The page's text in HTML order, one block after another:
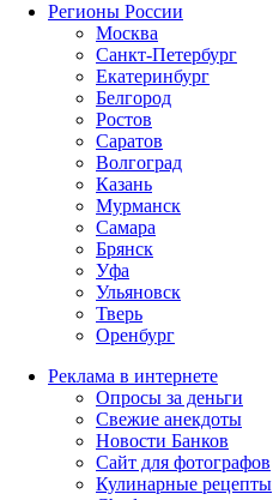
Регионы России
Москва
Санкт-Петербург
Екатеринбург
Белгород
Ростов
Саратов
Волгоград
Казань
Мурманск
Самара
Брянск
Уфа
Ульяновск
Тверь
Оренбург
Реклама в интернете
Опросы за деньги
Свежие анекдоты
Новости Банков
Сайт для фотографов
Кулинарные рецепты